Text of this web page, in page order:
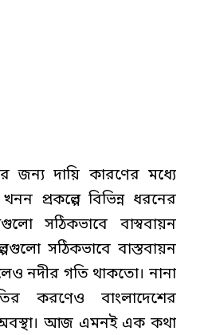
জন্য দায়ি কারণের মধ্যে
প্রকল্পে বিভিন্ন ধরনের
সঠিকভাবে বাস্ববায়ন
সঠিকভাবে বাস্তবায়ন
নদীর গতি থাকতো। নানা
করণেও বাংলাদেশের
আজ এমনই এক কথা